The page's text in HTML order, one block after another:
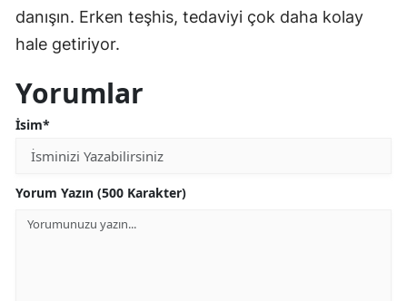
danışın. Erken teşhis, tedaviyi çok daha kolay
hale getiriyor.
Yorumlar
İsim*
Yorum Yazın (500 Karakter)